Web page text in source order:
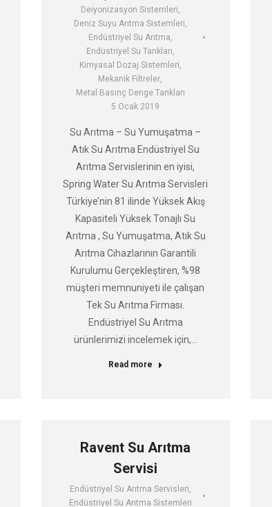
Deiyonizasyon Sistemleri,
Deniz Suyu Arıtma Sistemleri,
Endüstriyel Su Arıtma,
Endüstriyel Su Tankları,
Kimyasal Dozaj Sistemleri,
Mekanik Filtreler,
Metal Basınç Denge Tankları
5 Ocak 2019
Su Arıtma – Su Yumuşatma –
Atık Su Arıtma Endüstriyel Su
Arıtma Servislerinin en iyisi,
Spring Water Su Arıtma Servisleri
Türkiye’nin 81 ilinde Yüksek Akış
Kapasiteli Yüksek Tonajlı Su
Arıtma , Su Yumuşatma, Atık Su
Arıtma Cihazlarının Garantili
Kurulumu Gerçekleştiren, %98
müşteri memnuniyeti ile çalışan
Tek Su Arıtma Firması.
Endüstriyel Su Arıtma
ürünlerimizi incelemek için,…
Read more
Ravent Su Arıtma
Servisi
Endüstriyel Su Arıtma Servisleri,
Endüstriyel Su Arıtma Sistemleri